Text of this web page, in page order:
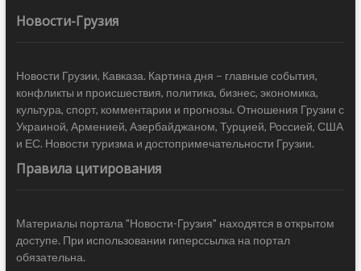
Новости-Грузия
Новости Грузии, Кавказа. Картина дня – главные события,
конфликты и происшествия, политика, бизнес, экономика,
культура, спорт, комментарии и прогнозы. Отношения Грузии с
Украиной, Арменией, Азербайджаном, Турцией, Россией, США
и ЕС. Новости туризма и достопримечательности Грузии.
Правила цитирования
Материалы портала "Новости-Грузия" находятся в открытом
доступе. При использовании гиперссылка на портал
обязательна.